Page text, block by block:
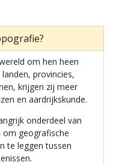
om hen heen
provincies,
krijgen zij meer
en aardrijkskunde.
onderdeel van
om geografische
te leggen tussen